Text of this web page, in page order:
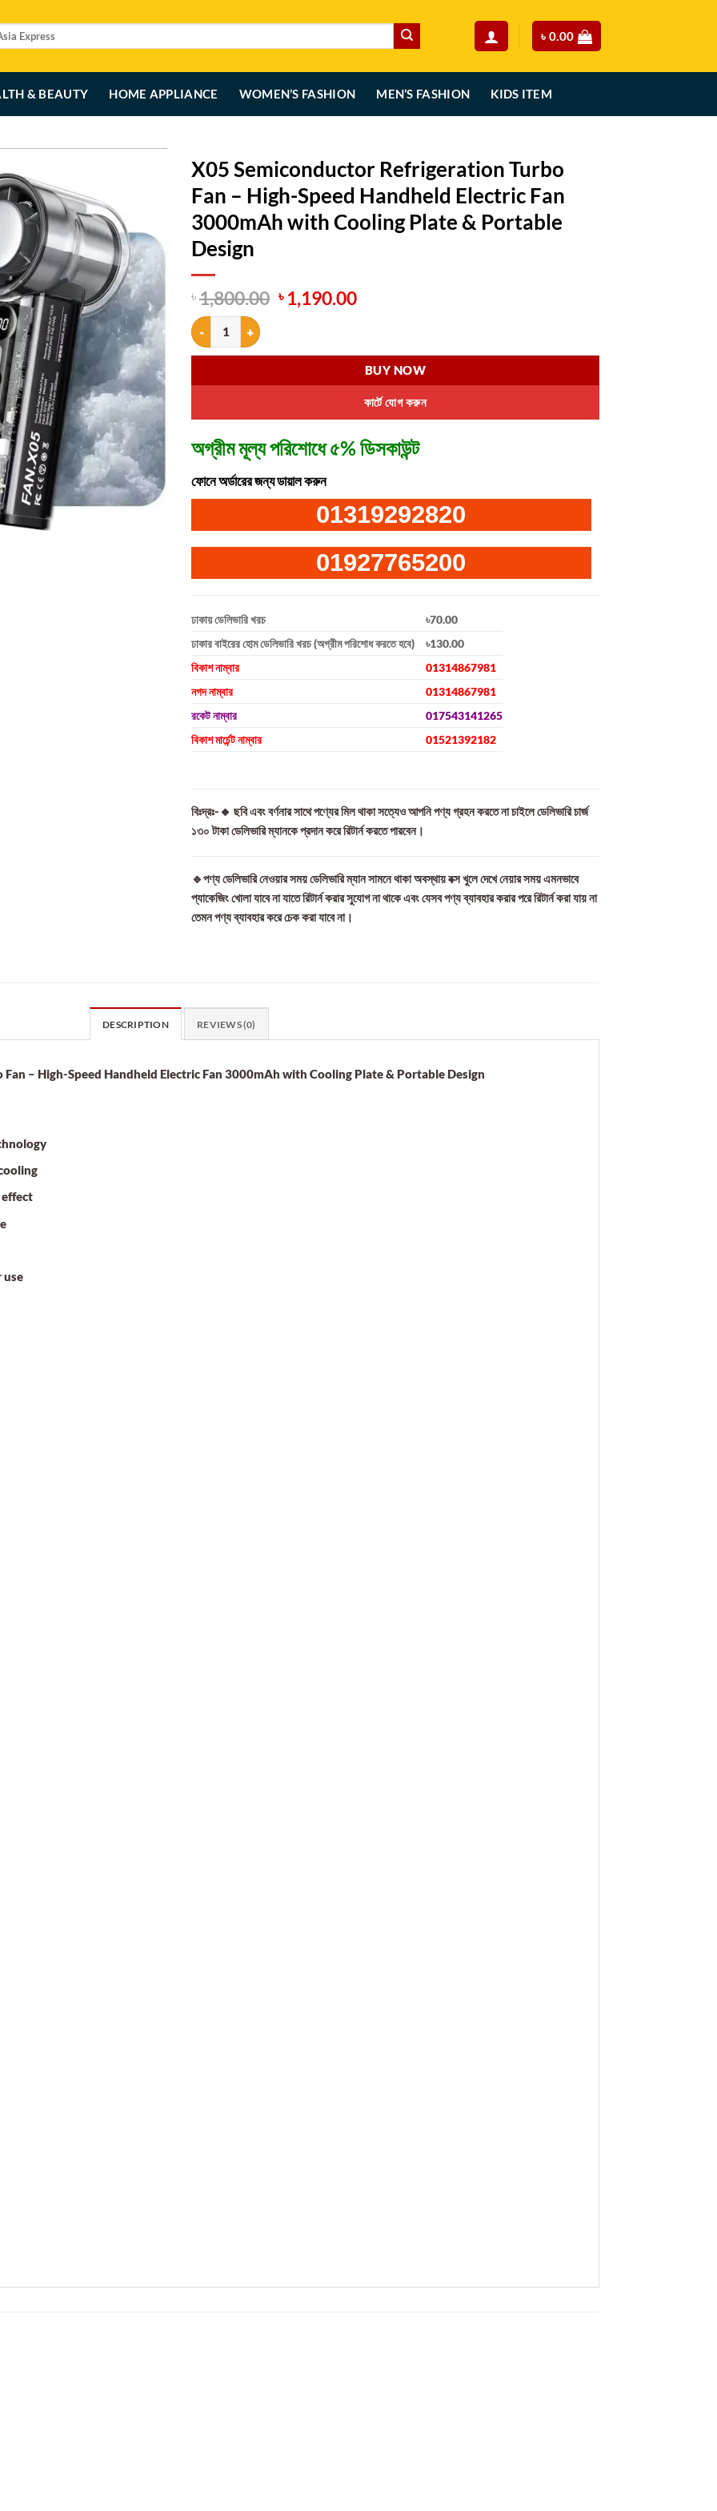
৳ 0.00
& BEAUTY HOME APPLIANCE WOMEN’S FASHION MEN’S FASHION KIDS ITEM
X05 Semiconductor Refrigeration Turbo
Fan – High-Speed Handheld Electric Fan
3000mAh with Cooling Plate & Portable
Design
৳1,800.00 Original
price
৳ 1,800.00.
৳ 1,190.00Current
৳ 1,190.00.
X05 Semiconductor Refrigeration Turbo Fan – High-Speed Handheld Electric Fan 3000mAh with
কার্টে যোগ করুন
BUY NOW
অগ্রীম মূল্য পরিশোধে ৫% ডিসকাউন্ট
ফোনে অর্ডারের জন্য ডায়াল করুন
01319292820
01927765200
ঢাকায় ডেলিভারি খরচ
৳70.00
ঢাকার বাইরের হোম ডেলিভারি খরচ (অগ্রীম পরিশোধ করতে হবে)
৳130.00
বিকাশ নাম্বার
01314867981
নগদ নাম্বার
01314867981
রকেট নাম্বার
017543141265
বিকাশ মার্চেন্ট নাম্বার
01521392182
বিঃদ্রঃ-🔸 ছবি এবং বর্ণনার সাথে পণ্যের মিল থাকা সত্যেও আপনি পণ্য গ্রহন করতে না চাইলে ডেলিভারি চার্জ
১৩০ টাকা ডেলিভারি ম্যানকে প্রদান করে রিটার্ন করতে পারবেন।
🔹পণ্য ডেলিভারি নেওয়ার সময় ডেলিভারি ম্যান সামনে থাকা অবস্থায় বক্স খুলে দেখে নেয়ার সময় এমনভাবে
প্যাকেজিং খোলা যাবে না যাতে রিটার্ন করার সুযোগ না থাকে এবং যেসব পণ্য ব্যাবহার করার পরে রিটার্ন করা যায় না
তেমন পণ্য ব্যাবহার করে চেক করা যাবে না।
DESCRIPTION REVIEWS (0)
– High-Speed Handheld Electric Fan 3000mAh with Cooling Plate & Portable Design
use